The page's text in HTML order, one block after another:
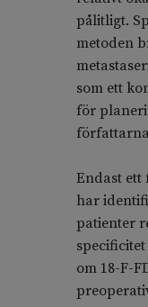
pålitligt.
metoden
som ett
för
Endast ett
har
patienter
om 18-F-